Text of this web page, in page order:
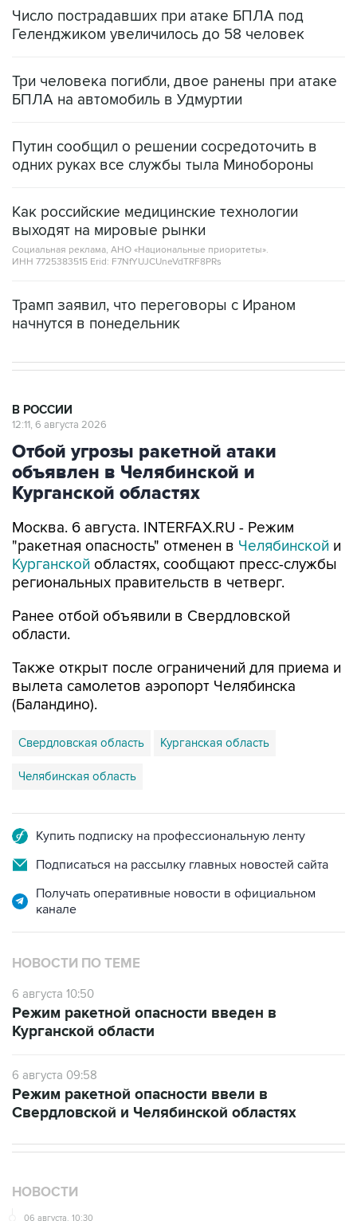
Число пострадавших при атаке БПЛА под
Геленджиком увеличилось до 58 человек
Три человека погибли, двое ранены при атаке
БПЛА на автомобиль в Удмуртии
Путин сообщил о решении сосредоточить в
одних руках все службы тыла Минобороны
Как российские медицинские технологии
выходят на мировые рынки
Социальная реклама, АНО «Национальные приоритеты».
ИНН 7725383515 Erid: F7NfYUJCUneVdTRF8PRs
Трамп заявил, что переговоры с Ираном
начнутся в понедельник
В РОССИИ
12:11, 6 августа 2026
Отбой угрозы ракетной атаки
объявлен в Челябинской и
Курганской областях
Москва. 6 августа. INTERFAX.RU - Режим
"ракетная опасность" отменен в Челябинской и
Курганской областях, сообщают пресс-службы
региональных правительств в четверг.
Ранее отбой объявили в Свердловской
области.
Также открыт после ограничений для приема и
вылета самолетов аэропорт Челябинска
(Баландино).
Свердловская область Курганская область
Челябинская область
Купить подписку на профессиональную ленту
Подписаться на рассылку главных новостей сайта
Получать оперативные новости в официальном
канале
НОВОСТИ ПО ТЕМЕ
6 августа 10:50
Режим ракетной опасности введен в
Курганской области
6 августа 09:58
Режим ракетной опасности ввели в
Свердловской и Челябинской областях
НОВОСТИ
06 августа, 10:30